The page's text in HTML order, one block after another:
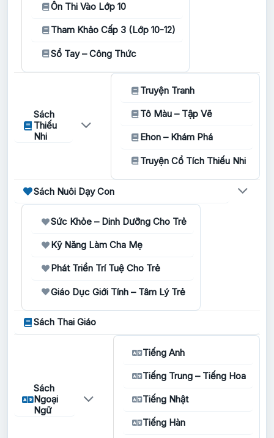
Ôn Thi Vào Lớp 10
Tham Khảo Cấp 3 (Lớp 10-12)
Sổ Tay – Công Thức
Sách
Thiếu
Nhi
Truyện Tranh
Tô Màu – Tập Vẽ
Ehon – Khám Phá
Truyện Cổ Tích Thiếu Nhi
Sách Nuôi Dạy Con
Sức Khỏe – Dinh Dưỡng Cho Trẻ
Kỹ Năng Làm Cha Mẹ
Phát Triển Trí Tuệ Cho Trẻ
Giáo Dục Giới Tính – Tâm Lý Trẻ
Sách Thai Giáo
Sách
Ngoại
Ngữ
Tiếng Anh
Tiếng Trung – Tiếng Hoa
Tiếng Nhật
Tiếng Hàn